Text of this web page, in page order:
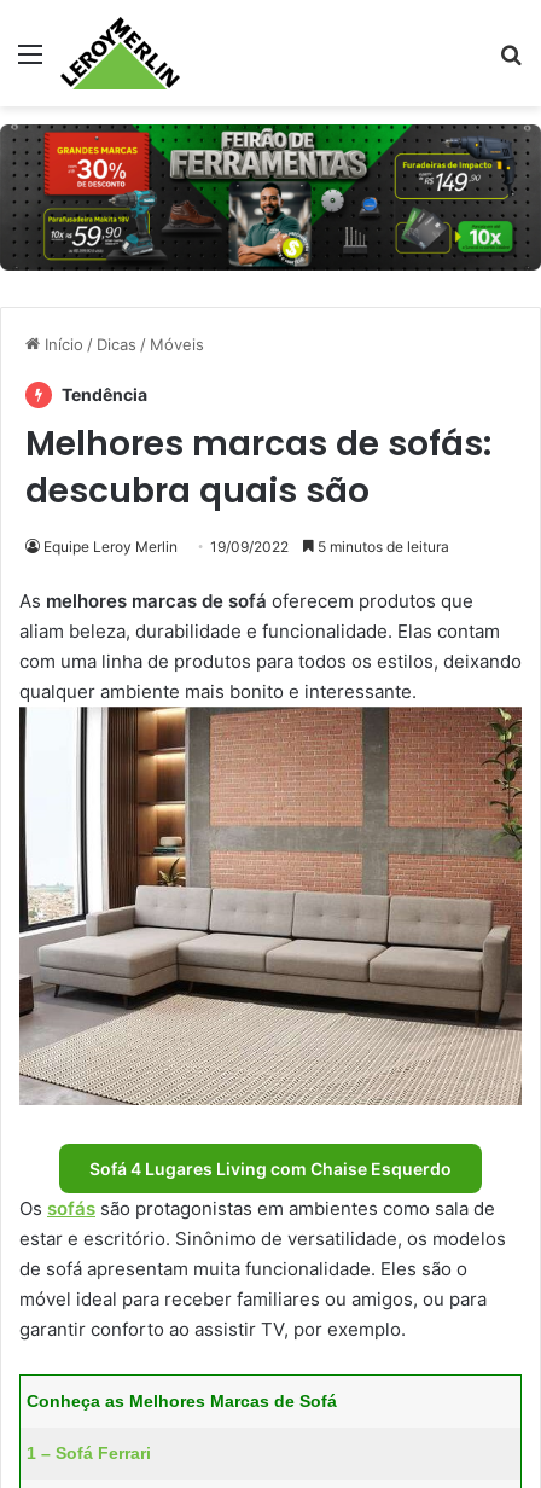
Menu
Início / Dicas / Móveis
Tendência
Melhores marcas de sofás:
descubra quais são
Equipe Leroy Merlin 19/09/2022 5 minutos de leitura
As melhores marcas de sofá oferecem produtos que
aliam beleza, durabilidade e funcionalidade. Elas contam
com uma linha de produtos para todos os estilos, deixando
qualquer ambiente mais bonito e interessante.
Sofá 4 Lugares Living com Chaise Esquerdo
Os sofás são protagonistas em ambientes como sala de
estar e escritório. Sinônimo de versatilidade, os modelos
de sofá apresentam muita funcionalidade. Eles são o
móvel ideal para receber familiares ou amigos, ou para
garantir conforto ao assistir TV, por exemplo.
Conheça as Melhores Marcas de Sofá
1 – Sofá Ferrari